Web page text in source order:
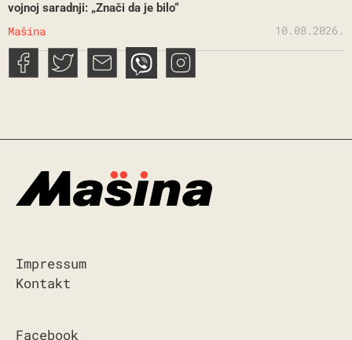
vojnoj saradnji: „Znači da je bilo“
Mašina 10.08.2026.
Impressum
Kontakt
Facebook